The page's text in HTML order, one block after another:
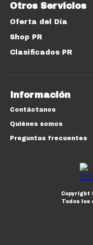
Otros Servicios
Oferta del Día
Shop PR
Clasificados PR
Información
Contáctanos
Quiénes somos
Preguntas frecuentes
Copyright
Todos los